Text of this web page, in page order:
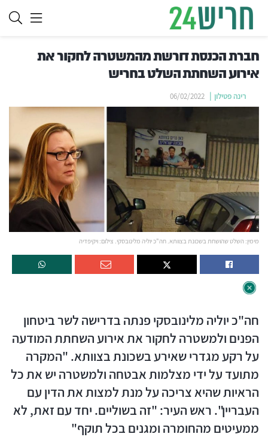
חברת הכנסת דורשת מהמשטרה לחקור את
אירוע השחתת השלט בחריש
רינה פטילון 06/02/2022
מימין: השלט שהושחת בשכונת בצוותא. חה"כ יוליה מלינובסקי. צילום: ויקיפדיה
חה"כ יוליה מלינובסקי פנתה בדרישה לשר ביטחון
הפנים ולמשטרה לחקור את אירוע השחתת המודעה
על רקע מגדרי שאירע בשכונת בצוותא. "המקרה
מתועד על ידי מצלמות אבטחה ולמשטרה יש את כל
הראיות שהיא צריכה על מנת למצות את הדין עם
העבריין". ראש העיר: "זה בשוליים. יחד עם זאת, לא
ממעיטים מהחומרה ומגנים בכל תוקף"